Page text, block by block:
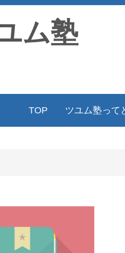
ム塾
TOP ツユム塾って